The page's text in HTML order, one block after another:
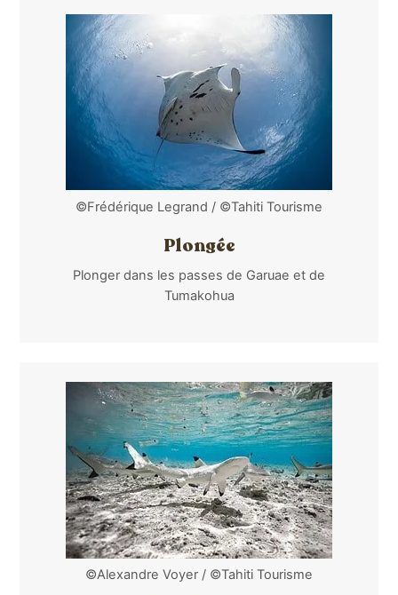
©Frédérique Legrand / ©Tahiti Tourisme
Plongée
Plonger dans les passes de Garuae et de
Tumakohua
©Alexandre Voyer / ©Tahiti Tourisme